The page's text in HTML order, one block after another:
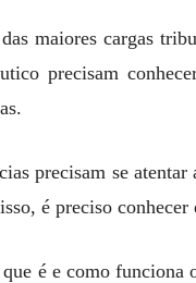
maiores cargas
precisam
precisam se
é preciso
é e como funciona